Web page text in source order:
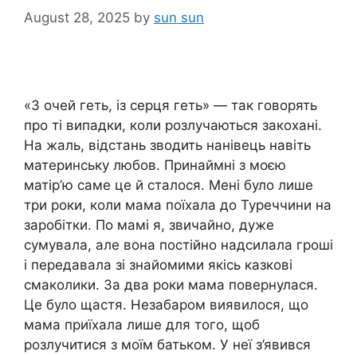
August 28, 2025 by sun sun
«З очей геть, із серця геть» — так говорять
про ті випадки, коли розлучаються закохані.
На жаль, відстань зводить нанівець навіть
материнську любов. Принаймні з моєю
матір’ю саме це й сталося. Мені було лише
три роки, коли мама поїхала до Туреччини на
заробітки. По мамі я, звичайно, дуже
сумувала, але вона постійно надсилала гроші
і передавала зі знайомими якісь казкові
смаколики. За два роки мама повернулася.
Це було щастя. Незабаром виявилося, що
мама приїхала лише для того, щоб
розлучитися з моїм батьком. У неї з’явився